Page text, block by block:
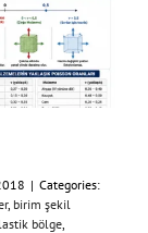
| Categories:
, birim şekil
bölge